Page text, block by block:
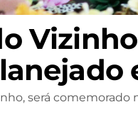
será comemorado